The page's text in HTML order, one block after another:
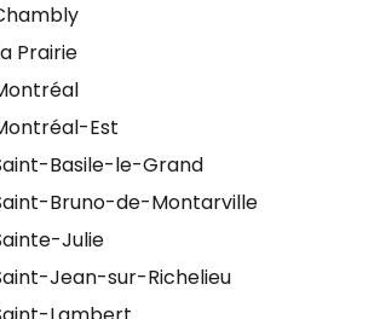
Prairie
Est
Basile-le-Grand
Bruno-de-Montarville
Julie
Jean-sur-Richelieu